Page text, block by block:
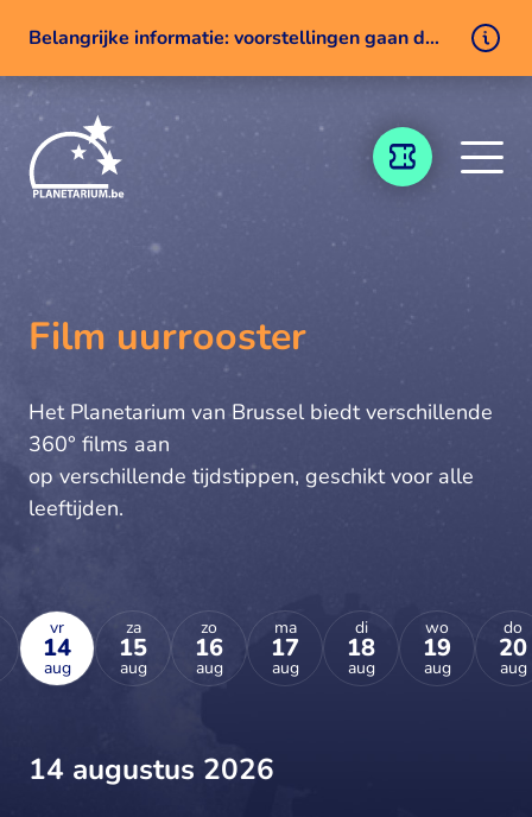
Belangrijke informatie: voorstellingen gaan door ondanks een technisch probleem
TICKETING
Film uurrooster
Het Planetarium van Brussel biedt verschillende
360° films aan
op verschillende tijdstippen, geschikt voor alle
leeftijden.
vr
14
aug
za
15
aug
zo
16
aug
ma
17
aug
di
18
aug
wo
19
aug
do
20
aug
14 augustus 2026